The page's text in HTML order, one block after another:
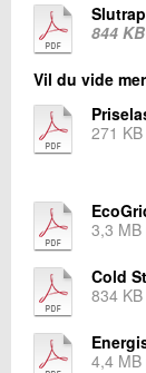
844
Vil du vide
271
3,3 MB
Cold
834
4,4 MB